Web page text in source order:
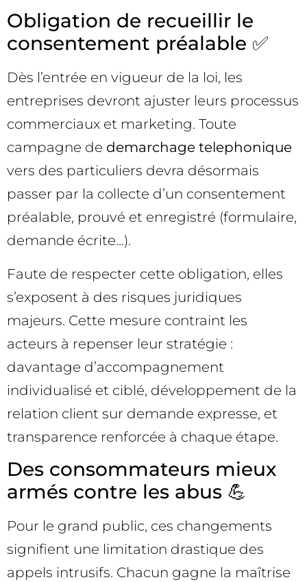
Obligation de recueillir le
consentement préalable ✅
Dès l’entrée en vigueur de la loi, les
entreprises devront ajuster leurs processus
commerciaux et marketing. Toute
campagne de demarchage telephonique
vers des particuliers devra désormais
passer par la collecte d’un consentement
préalable, prouvé et enregistré (formulaire,
demande écrite…).
Faute de respecter cette obligation, elles
s’exposent à des risques juridiques
majeurs. Cette mesure contraint les
acteurs à repenser leur stratégie :
davantage d’accompagnement
individualisé et ciblé, développement de la
relation client sur demande expresse, et
transparence renforcée à chaque étape.
Des consommateurs mieux
armés contre les abus 💪
Pour le grand public, ces changements
signifient une limitation drastique des
appels intrusifs. Chacun gagne la maîtrise